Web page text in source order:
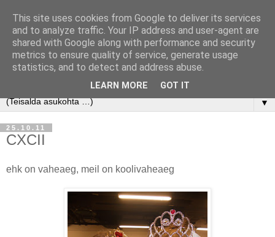
▼
25.10.11
CXCII
ehk on vaheaeg, meil on koolivaheaeg
This site uses cookies from Google to deliver its services
and to analyze traffic. Your IP address and user-agent are
shared with Google along with performance and security
metrics to ensure quality of service, generate usage
statistics, and to detect and address abuse.
LEARN MORE GOT IT